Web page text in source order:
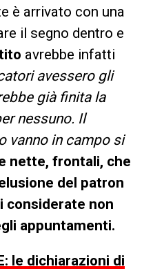
è arrivato con una
il segno dentro e
avrebbe infatti
avessero gli
già finita la
nessuno. Il
vanno in campo si
nette, frontali, che
del patron
considerate non
appuntamenti.
le dichiarazioni di